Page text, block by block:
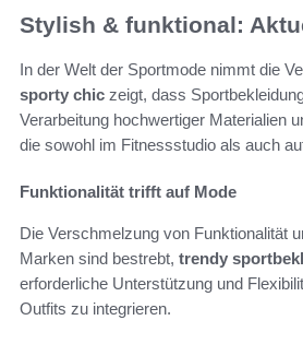
Stylish & funktional:
In der Welt der Sportmode nimmt die
sporty chic zeigt, dass
Verarbeitung hochwertiger Materialien
die sowohl im Fitnessstudio als auch
Funktionalität trifft auf Mode
Die Verschmelzung von Funktionalität
Marken sind bestrebt, trendy
erforderliche Unterstützung und
Outfits zu integrieren.